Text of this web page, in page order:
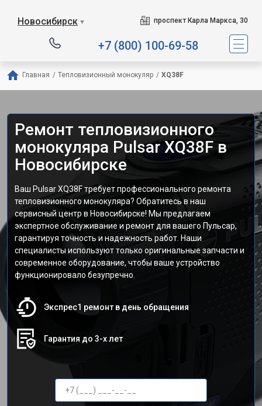
Новосибирск ▼ проспект Карла Маркса, 30
+7 (800) 100-69-58
Главная / Тепловизионный монокуляр / XQ38F
Ремонт тепловизионного
монокуляра Pulsar XQ38F в
Новосибирске
Ваш Pulsar XQ38F требует профессионального ремонта
тепловизионного монокуляра? Обратитесь в наш
сервисный центр в Новосибирске! Мы предлагаем
экспертное обслуживание и ремонт для вашего Пульсар,
гарантируя точность и надежность работ. Наши
специалисты используют только оригинальные запчасти и
современное оборудование, чтобы ваше устройство
функционировало безупречно.
Экспрес1 ремонт в день обращения
Гарантия до 3-х лет